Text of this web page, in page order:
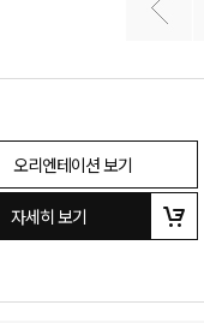
오리엔테이션 보기
자세히 보기